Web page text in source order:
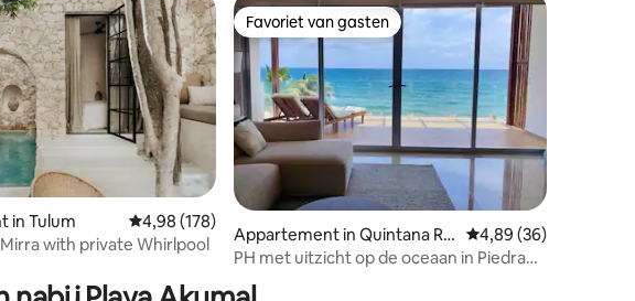
4,95 op 5, 118 recensies
in Tulum Gemiddelde beoordeling van 4,98 op 5, 178 recensies
4,98 (178)
with private Whirlpool
Favoriet van gasten
Favoriet van gasten
Appartement in Quintana Ro
o
Gemiddelde
4,89 (36)
PH met uitzicht op de oceaan in Piedra